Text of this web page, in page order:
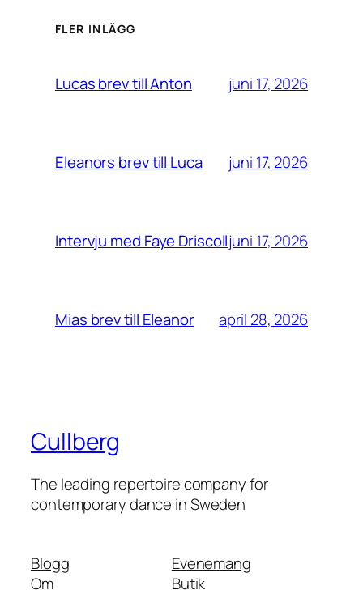
FLER INLÄGG
Lucas brev till Anton juni 17, 2026
Eleanors brev till Luca juni 17, 2026
Intervju med Faye Driscolljuni 17, 2026
Mias brev till Eleanor april 28, 2026
Cullberg
The leading repertoire company for
contemporary dance in Sweden
Blogg
Om
Evenemang
Butik